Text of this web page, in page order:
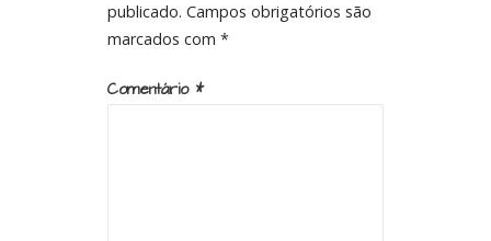
publicado. Campos obrigatórios são
marcados com*
Comentário *